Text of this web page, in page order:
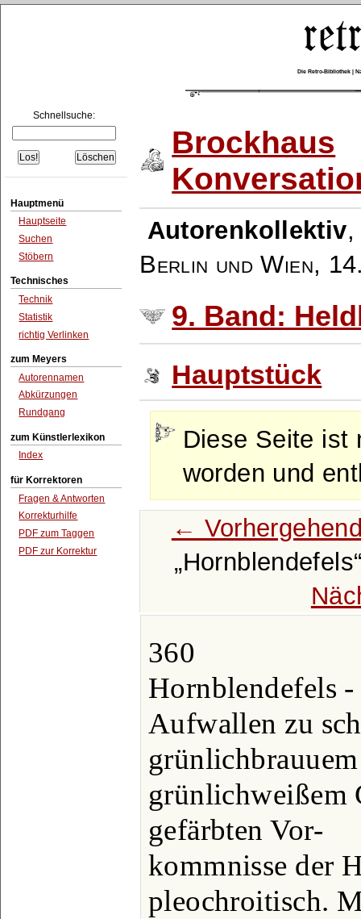
Die Retro-Bibliothek |
Schnellsuche:
Hauptmenü
Hauptseite
Suchen
Stöbern
Technisches
Technik
Statistik
richtig Verlinken
zum Meyers
Autorennamen
Abkürzungen
Rundgang
zum Künstlerlexikon
Index
für Korrektoren
Fragen & Antworten
Korrekturhilfe
PDF zum Taggen
PDF zur Korrektur
Brockhaus
Autorenkollektiv
Berlin und Wien,
9. Band:
Hauptstück
Diese Seite ist
worden und
←
Hornblendefels
360
Hornblendefels
Aufwallen zu
grünlichweißem
gefärbten Vor-
kommnisse der
pleochroitisch.